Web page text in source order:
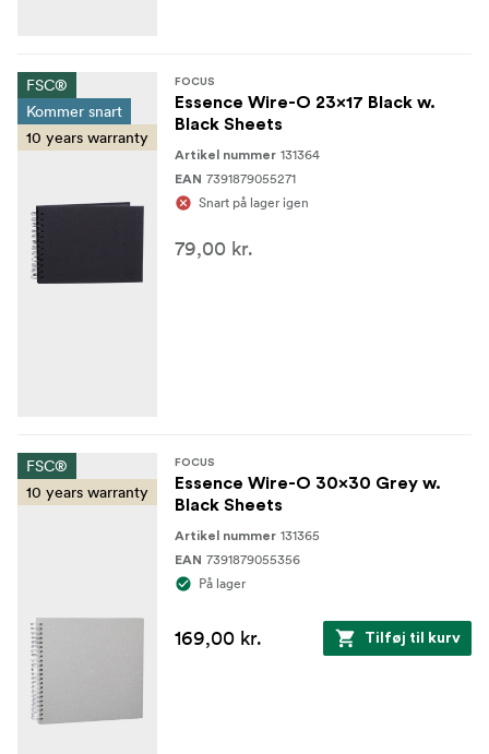
FSC®
Kommer snart
10 years warranty
FOCUS
Essence Wire-O 23x17 Black w.
Black Sheets
Artikel nummer 131364
EAN 7391879055271
Snart på lager igen
79,00 kr.
FSC®
10 years warranty
FOCUS
Essence Wire-O 30x30 Grey w.
Black Sheets
Artikel nummer 131365
EAN 7391879055356
På lager
169,00 kr. Tilføj til kurv